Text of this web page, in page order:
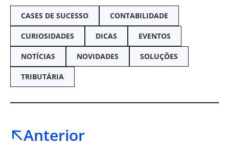
CASES DE SUCESSO CONTABILIDADE
CURIOSIDADES DICAS EVENTOS
NOTÍCIAS NOVIDADES SOLUÇÕES
TRIBUTÁRIA
Anterior